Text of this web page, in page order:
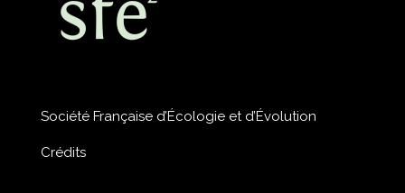
Société Française d’Écologie et d’Évolution
Crédits